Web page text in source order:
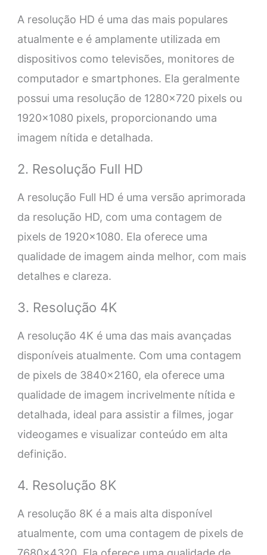
A resolução HD é uma das mais populares
atualmente e é amplamente utilizada em
dispositivos como televisões, monitores de
computador e smartphones. Ela geralmente
possui uma resolução de 1280×720 pixels ou
1920×1080 pixels, proporcionando uma
imagem nítida e detalhada.
2. Resolução Full HD
A resolução Full HD é uma versão aprimorada
da resolução HD, com uma contagem de
pixels de 1920×1080. Ela oferece uma
qualidade de imagem ainda melhor, com mais
detalhes e clareza.
3. Resolução 4K
A resolução 4K é uma das mais avançadas
disponíveis atualmente. Com uma contagem
de pixels de 3840×2160, ela oferece uma
qualidade de imagem incrivelmente nítida e
detalhada, ideal para assistir a filmes, jogar
videogames e visualizar conteúdo em alta
definição.
4. Resolução 8K
A resolução 8K é a mais alta disponível
atualmente, com uma contagem de pixels de